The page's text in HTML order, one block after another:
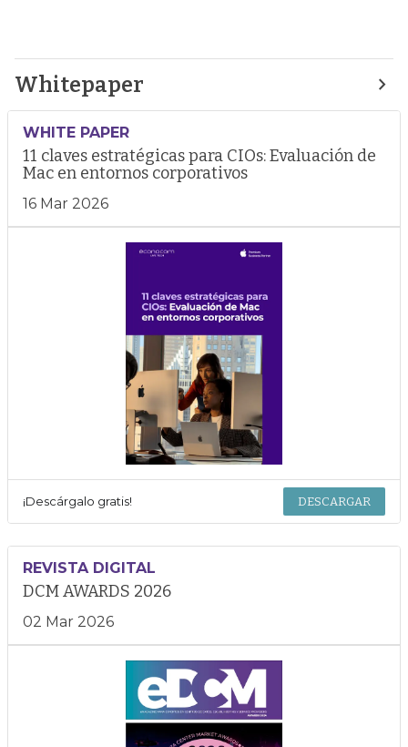
Whitepaper
WHITE PAPER
11 claves estratégicas para CIOs: Evaluación de
Mac en entornos corporativos
16 Mar 2026
¡Descárgalo gratis! DESCARGAR
REVISTA DIGITAL
DCM AWARDS 2026
02 Mar 2026